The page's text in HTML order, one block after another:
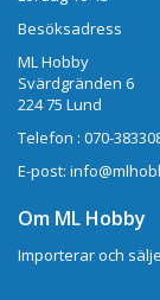
Besöksadress
ML Hobby
Svärdgränden 6
224 75 Lund
Telefon : 070-
E-post:
Om ML Hobby
Importerar och